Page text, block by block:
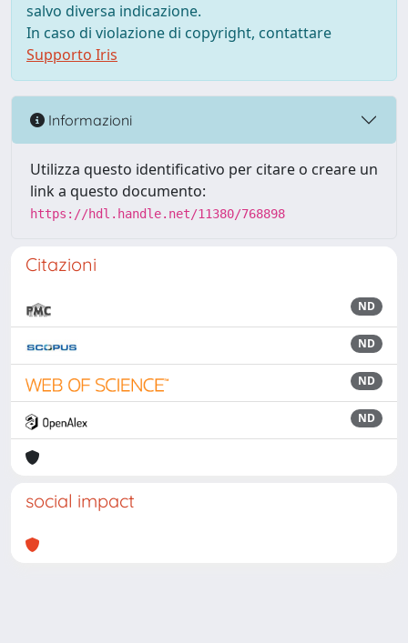
salvo diversa indicazione.
In caso di violazione di copyright, contattare
Supporto Iris
Informazioni
Utilizza questo identificativo per citare o creare un
link a questo documento:
https://hdl.handle.net/11380/768898
Citazioni
ND
ND
ND
ND
social impact